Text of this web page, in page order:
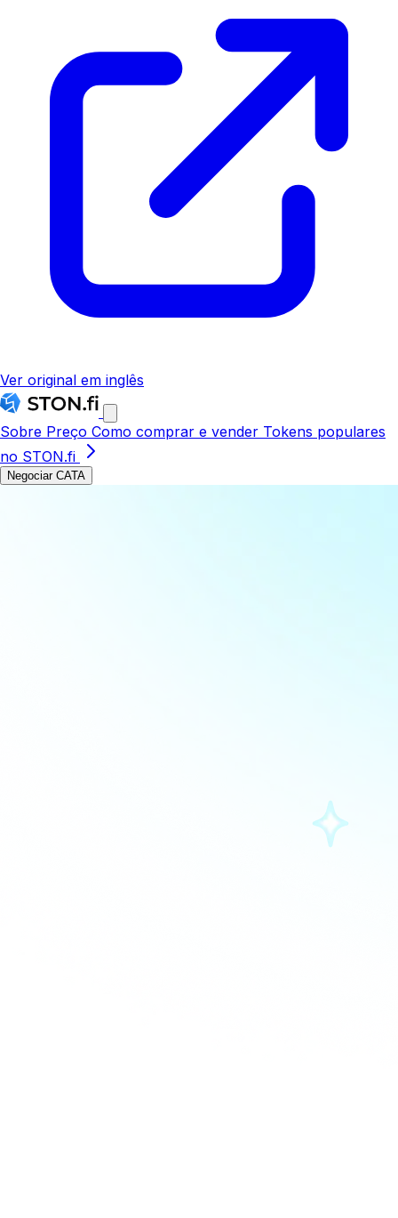
Ver original em inglês
Sobre Preço Como comprar e vender Tokens populares
no STON.fi
Negociar CATA